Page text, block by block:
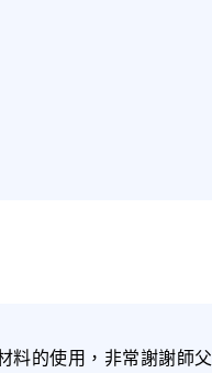
料的使用，非常謝謝師父